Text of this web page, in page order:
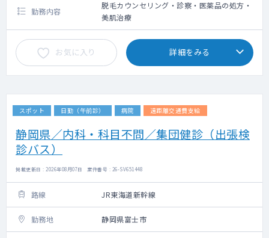
勤務内容
脱毛カウンセリング・診察・医薬品の処方・
美肌治療
お気に入り 詳細をみる
スポット 日勤（午前診） 病院 遠距離交通費支給
静岡県／内科・科目不問／集団健診（出張検
診バス）
掲載更新日 : 2026年08月07日 案件番号 : 26-SV651448
路線 JR東海道新幹線
勤務地 静岡県富士市